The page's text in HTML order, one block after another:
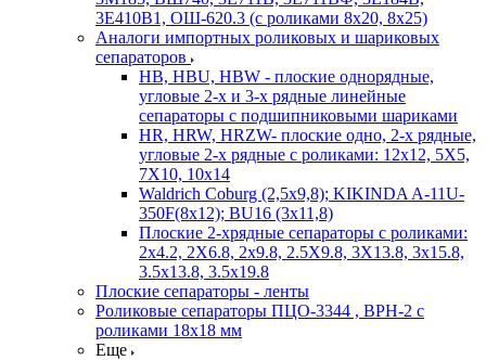
3Е410В1, ОШ-620.3 (с роликами 8х20, 8х25)
Аналоги импортных роликовых и шариковых
сепараторов
HB, HBU, HBW - плоские однорядные,
угловые 2-х и 3-х рядные линейные
сепараторы с подшипниковыми шариками
HR, HRW, HRZW- плоские одно, 2-х рядные,
угловые 2-х рядные с роликами: 12х12, 5X5,
7X10, 10х14
Waldrich Coburg (2,5х9,8); KIKINDA A-11U-
350F(8х12); BU16 (3х11,8)
Плоские 2-хрядные сепараторы с роликами:
2х4.2, 2X6.8, 2х9.8, 2.5X9.8, 3X13.8, 3х15.8,
3.5х13.8, 3.5х19.8
Плоские сепараторы - ленты
Роликовые сепараторы ПЦО-3344 , ВРН-2 с
роликами 18х18 мм
Еще